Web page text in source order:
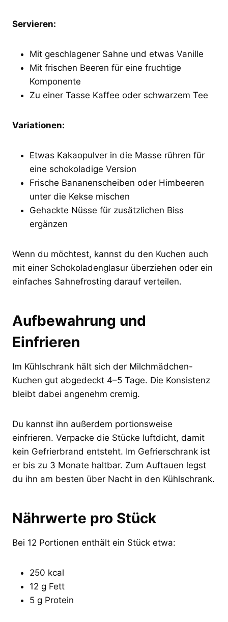
Servieren:
Mit geschlagener Sahne und etwas Vanille
Mit frischen Beeren für eine fruchtige
Komponente
Zu einer Tasse Kaffee oder schwarzem Tee
Variationen:
Etwas Kakaopulver in die Masse rühren für
eine schokoladige Version
Frische Bananenscheiben oder Himbeeren
unter die Kekse mischen
Gehackte Nüsse für zusätzlichen Biss
ergänzen
Wenn du möchtest, kannst du den Kuchen auch
mit einer Schokoladenglasur überziehen oder ein
einfaches Sahnefrosting darauf verteilen.
Aufbewahrung und
Einfrieren
Im Kühlschrank hält sich der Milchmädchen-
Kuchen gut abgedeckt 4–5 Tage. Die Konsistenz
bleibt dabei angenehm cremig.
Du kannst ihn außerdem portionsweise
einfrieren. Verpacke die Stücke luftdicht, damit
kein Gefrierbrand entsteht. Im Gefrierschrank ist
er bis zu 3 Monate haltbar. Zum Auftauen legst
du ihn am besten über Nacht in den Kühlschrank.
Nährwerte pro Stück
Bei 12 Portionen enthält ein Stück etwa:
250 kcal
12 g Fett
5 g Protein